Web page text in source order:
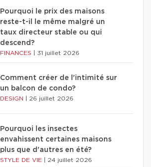
Pourquoi le prix des maisons
reste-t-il le même malgré un
taux directeur stable ou qui
descend?
FINANCES 31 juillet 2026
Comment créer de l'intimité sur
un balcon de condo?
DESIGN 26 juillet 2026
Pourquoi les insectes
envahissent certaines maisons
plus que d'autres en été?
STYLE DE VIE 24 juillet 2026